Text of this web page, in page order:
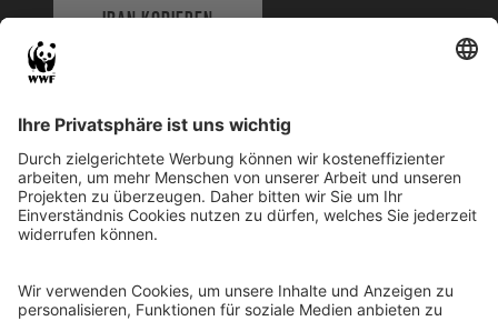
IBAN KOPIEREN
WWF Deutschland
Reinhardtstr. 18
10117 Berlin
Ihre Spende kann steuerlich geltend gemacht werden